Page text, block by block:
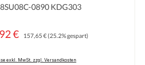
Bewertung von 0 von 5 Sternen
0890 KDG303
€ 157,65 €(25.2% gespart)
exkl. MwSt. zzgl. Versandkosten